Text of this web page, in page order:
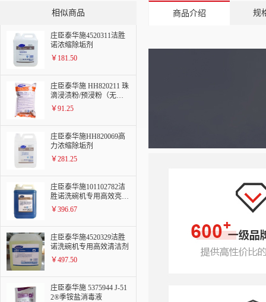
相似商品
庄臣泰华施4520311洁胜
诺浓缩除垢剂
￥181.50
庄臣泰华施 HH820211 珠
滴浸渍粉/预浸粉（无
磷）
￥91.25
庄臣泰华施HH820069高
力浓缩除垢剂
￥281.25
庄臣泰华施101102782洁
胜诺洗碗机专用高效亮洁
剂 2X5L
￥396.67
庄臣泰华施4520329洁胜
诺洗碗机专用高效清洁剂
￥497.50
庄臣泰华施 5375944 J-51
2®季铵盐消毒液
商品介绍 规